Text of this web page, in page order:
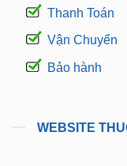
Thanh Toán
Vận Chuyển
Bảo hành
WEBSITE